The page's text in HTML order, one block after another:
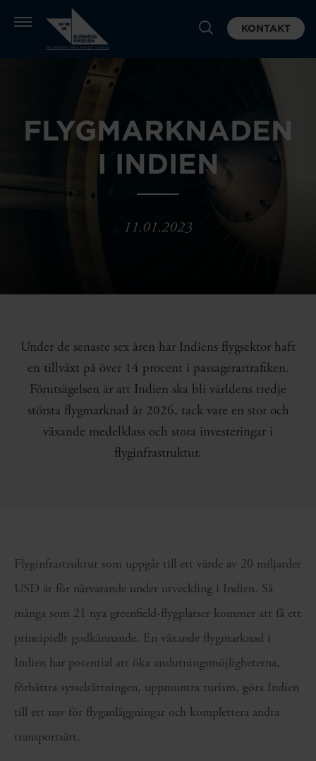
KONTAKT
FLYGMARKNADEN
I INDIEN
11.01.2023
Under de senaste sex åren har Indiens flygsektor haft
en tillväxt på över 14 procent i passagerartrafiken.
Förutsägelsen är att Indien ska bli världens tredje
största flygmarknad år 2026, tack vare en stor och
växande medelklass och stora investeringar i
flyginfrastruktur.
Flyginfrastruktur som uppgår till ett värde av 20 miljarder
USD är för närvarande under utveckling i Indien. Så
många som 21 nya greenfield-flygplatser kommer att få ett
principiellt godkännande. En växande flygmarknad i
Indien har potential att öka anslutningsmöjligheterna,
förbättra sysselsättningen, uppmuntra turism, göra Indien
till ett nav för flyganläggningar och komplettera andra
transportsätt.